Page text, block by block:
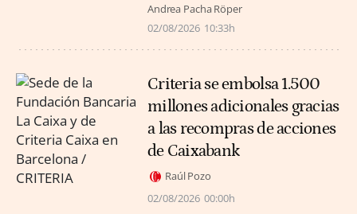
Andrea Pacha Röper
02/08/2026 10:33h
Criteria se embolsa 1.500
millones adicionales gracias
a las recompras de acciones
de Caixabank
Raúl Pozo
02/08/2026 00:00h